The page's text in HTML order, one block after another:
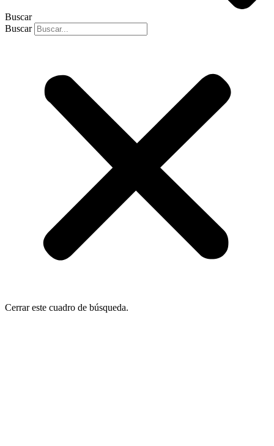
Buscar
Buscar
Cerrar este cuadro de búsqueda.